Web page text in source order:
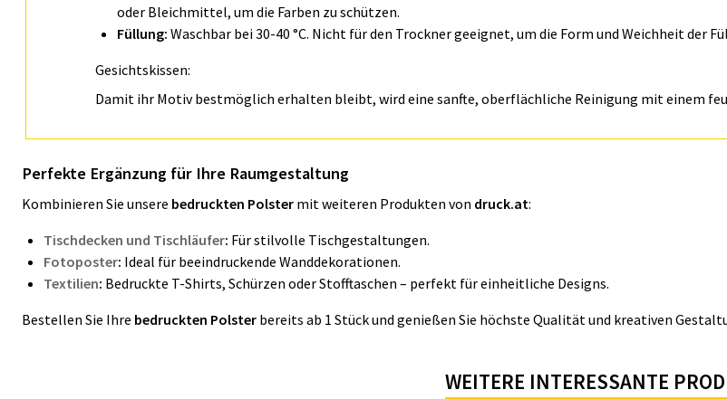
oder Bleichmittel, um die Farben zu schützen.
Füllung: Waschbar bei 30-40 °C. Nicht für den Trockner geeignet, um die Form und Weichheit der
Gesichtskissen:
Damit ihr Motiv bestmöglich erhalten bleibt, wird eine sanfte, oberflächliche Reinigung mit einem
Perfekte Ergänzung für Ihre Raumgestaltung
Kombinieren Sie unsere bedruckten Polster mit weiteren Produkten von druck.at:
Tischdecken und Tischläufer: Für stilvolle Tischgestaltungen.
Fotoposter: Ideal für beeindruckende Wanddekorationen.
Textilien: Bedruckte T-Shirts, Schürzen oder Stofftaschen – perfekt für einheitliche Designs.
Bestellen Sie Ihre bedruckten Polster bereits ab 1 Stück und genießen Sie höchste Qualität und kreativen
WEITERE INTERESSANTE